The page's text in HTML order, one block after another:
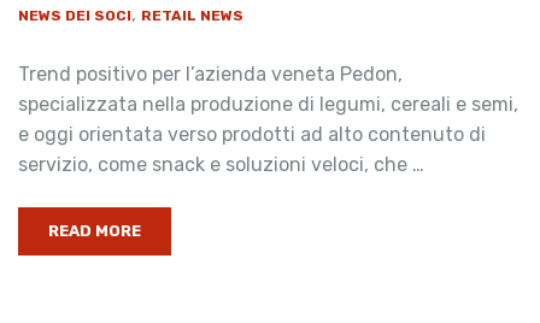
NEWS DEI SOCI, RETAIL NEWS
Trend positivo per l’azienda veneta Pedon,
specializzata nella produzione di legumi, cereali e semi,
e oggi orientata verso prodotti ad alto contenuto di
servizio, come snack e soluzioni veloci, che …
READ MORE